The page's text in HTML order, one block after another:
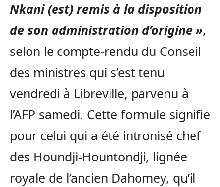
Nkani (est) remis à la disposition
de son administration d’origine »,
selon le compte-rendu du Conseil
des ministres qui s’est tenu
vendredi à Libreville, parvenu à
l’AFP samedi. Cette formule signifie
pour celui qui a été intronisé chef
des Houndji-Hountondji, lignée
royale de l’ancien Dahomey, qu’il